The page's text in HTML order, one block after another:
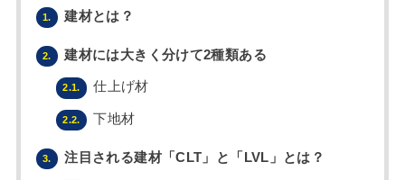
1. 建材とは？
2. 建材には大きく分けて2種類ある
2.1. 仕上げ材
2.2. 下地材
3. 注目される建材「CLT」と「LVL」とは？